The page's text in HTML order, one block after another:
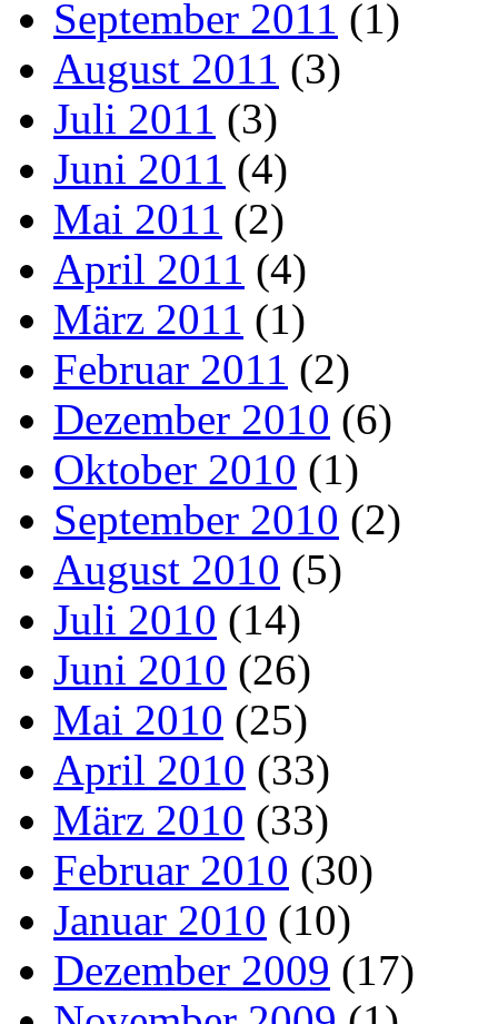
September 2011 (1)
August 2011 (3)
Juli 2011 (3)
Juni 2011 (4)
Mai 2011 (2)
April 2011 (4)
März 2011 (1)
Februar 2011 (2)
Dezember 2010 (6)
Oktober 2010 (1)
September 2010 (2)
August 2010 (5)
Juli 2010 (14)
Juni 2010 (26)
Mai 2010 (25)
April 2010 (33)
März 2010 (33)
Februar 2010 (30)
Januar 2010 (10)
Dezember 2009 (17)